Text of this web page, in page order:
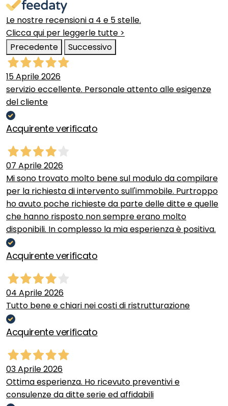
Le nostre recensioni a 4 e 5 stelle.
Clicca qui per leggerle tutte >
Precedente
Successivo
15 Aprile 2026
servizio eccellente. Personale attento alle esigenze
del cliente
Acquirente verificato
07 Aprile 2026
Mi sono trovato molto bene sul modulo da compilare
per la richiesta di intervento sull'immobile. Purtroppo
ho avuto poche richieste da parte delle ditte e quelle
che hanno risposto non sempre erano molto
disponibili. In complesso la mia esperienza è positiva.
Acquirente verificato
04 Aprile 2026
Tutto bene e chiari nei costi di ristrutturazione
Acquirente verificato
03 Aprile 2026
Ottima esperienza. Ho ricevuto preventivi e
consulenze da ditte serie ed affidabili